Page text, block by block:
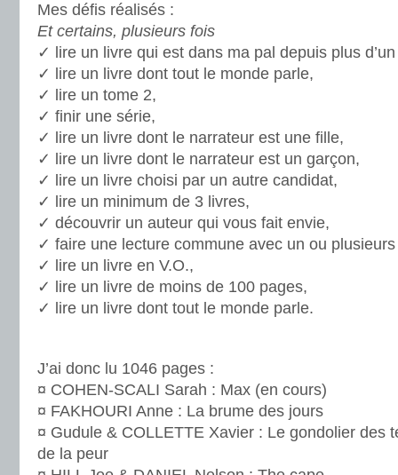
Mes défis réalisés :
Et certains, plusieurs fois
✓ lire un livre qui est dans ma pal depuis plus
✓ lire un livre dont tout le monde parle,
✓ lire un tome 2,
✓ finir une série,
✓ lire un livre dont le narrateur est une fille,
✓ lire un livre dont le narrateur est un garçon,
✓ lire un livre choisi par un autre candidat,
✓ lire un minimum de 3 livres,
✓ découvrir un auteur qui vous fait envie,
✓ faire une lecture commune avec un ou
✓ lire un livre en V.O.,
✓ lire un livre de moins de 100 pages,
✓ lire un livre dont tout le monde parle.
J’ai donc lu 1046 pages :
¤ COHEN-SCALI Sarah : Max (en cours)
¤ FAKHOURI Anne : La brume des jours
¤ Gudule & COLLETTE Xavier : Le gondolier des
de la peur